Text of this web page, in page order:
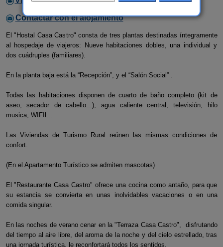
Contactar con el alojamiento
El "Hostal Casa Castro" consta de tres plantas destinadas íntegramente
al hospedaje de viajeros: Nueve habitaciones dobles, una individual y
dos cuádruples (familiares).
En la planta baja está la “Recepción”, y el “Salón Social” .
Todas las habitaciones disponen de cuarto de baño completo (kit de
aseo, secador de cabello...), agua caliente central, televisión, hilo
musica, WIFIl...
Las Viviendas de Turismo Rural reúnen las mismas condiciones de
confort.
(En el Apartamento Turístico se admiten mascotas)
El "Restaurante Casa Castro" ofrece una cocina como antaño, para que
su estancia se convierta en unas inolvidables vacaciones o en una
comida singular.
En las noches de verano cenar en la "Terraza Casa Castro", disfrutando
del tiempo al aire libre, del aroma de la noche y del cielo estrellado, tras
una jornada turística, le reconfortará todos los sentidos.